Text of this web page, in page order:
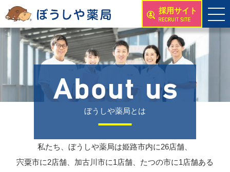
採用サイト
ぼうしや薬局とは
私たち、ぼうしや薬局は姫路市内に26店舗、
宍粟市に2店舗、加古川市に1店舗、たつの市に1店舗ある